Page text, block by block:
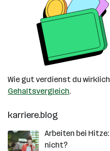
Wie gut verdienst du
Gehaltsvergleich.
karriere.blog
Arbeiten bei
nicht?